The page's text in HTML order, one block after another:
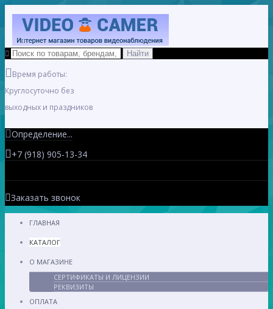
Время работы:
Круглосуточно без
выходных и праздников
Определение...
+7 (918) 905-13-34
Заказать звонок
ГЛАВНАЯ
КАТАЛОГ
О МАГАЗИНЕ
СЕРТИФИКАТЫ И ЛИЦЕНЗИИ
РЕКВИЗИТЫ
ОПЛАТА